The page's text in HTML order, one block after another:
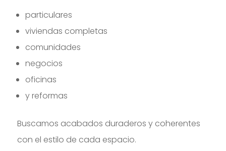
particulares
viviendas completas
comunidades
negocios
oficinas
y reformas
Buscamos acabados duraderos y coherentes
con el estilo de cada espacio.